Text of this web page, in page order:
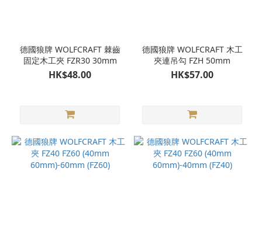
德國狼牌 WOLFCRAFT 棘齒
固定木工夾 FZR30 30mm
HK$48.00
德國狼牌 WOLFCRAFT 木工
夾連吊勾 FZH 50mm
HK$57.00